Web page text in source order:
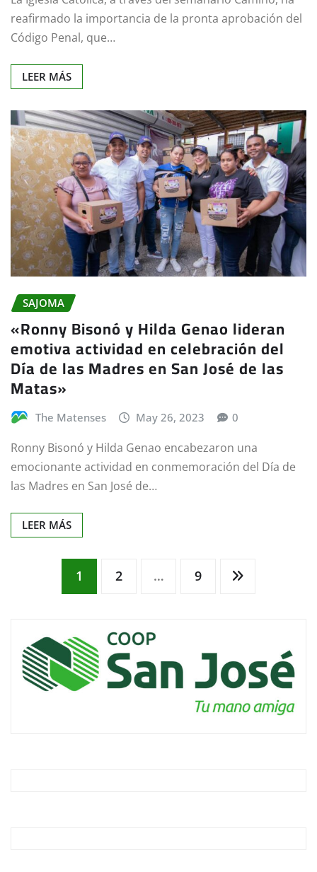
reafirmado la importancia de la pronta aprobación del
Código Penal, que…
LEER MÁS
SAJOMA
«Ronny Bisonó y Hilda Genao lideran
emotiva actividad en celebración del
Día de las Madres en San José de las
Matas»
The Matenses May 26, 2023 0
Ronny Bisonó y Hilda Genao encabezaron una
emocionante actividad en conmemoración del Día de
las Madres en San José de…
LEER MÁS
Paginación
entradas
1 2 … 9